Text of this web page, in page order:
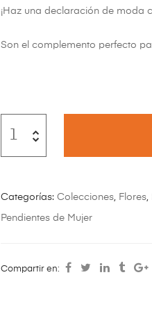
¡Haz una declaración de moda
Son el complemento perfecto
Categorías:Colecciones, Flores,
Pendientes de Mujer
Compartir en: